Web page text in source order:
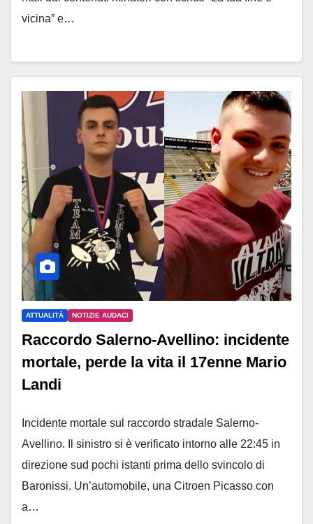
vicina” e…
ATTUALITÀ NOTIZIE AUDACI
Raccordo Salerno-Avellino: incidente
mortale, perde la vita il 17enne Mario
Landi
Incidente mortale sul raccordo stradale Salerno-
Avellino. Il sinistro si è verificato intorno alle 22:45 in
direzione sud pochi istanti prima dello svincolo di
Baronissi. Un’automobile, una Citroen Picasso con
a…